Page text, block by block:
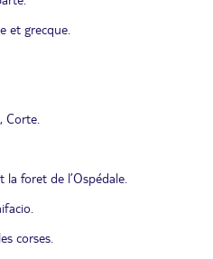
et grecque.
Corte.
la foret de l’Ospédale.
corses.